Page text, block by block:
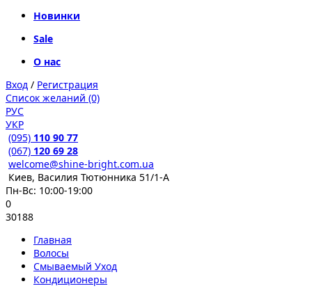
Новинки
Sale
О нас
Вход / Регистрация
Список желаний (0)
РУС
УКР
(095) 110 90 77
(067) 120 69 28
welcome@shine-bright.com.ua
Киев, Василия Тютюнника 51/1-А
Пн-Вс: 10:00-19:00
0
30188
Главная
Волосы
Смываемый Уход
Кондиционеры